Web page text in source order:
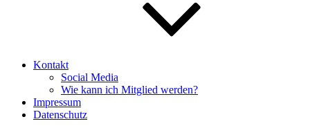
Kontakt
Social Media
Wie kann ich Mitglied werden?
Impressum
Datenschutz